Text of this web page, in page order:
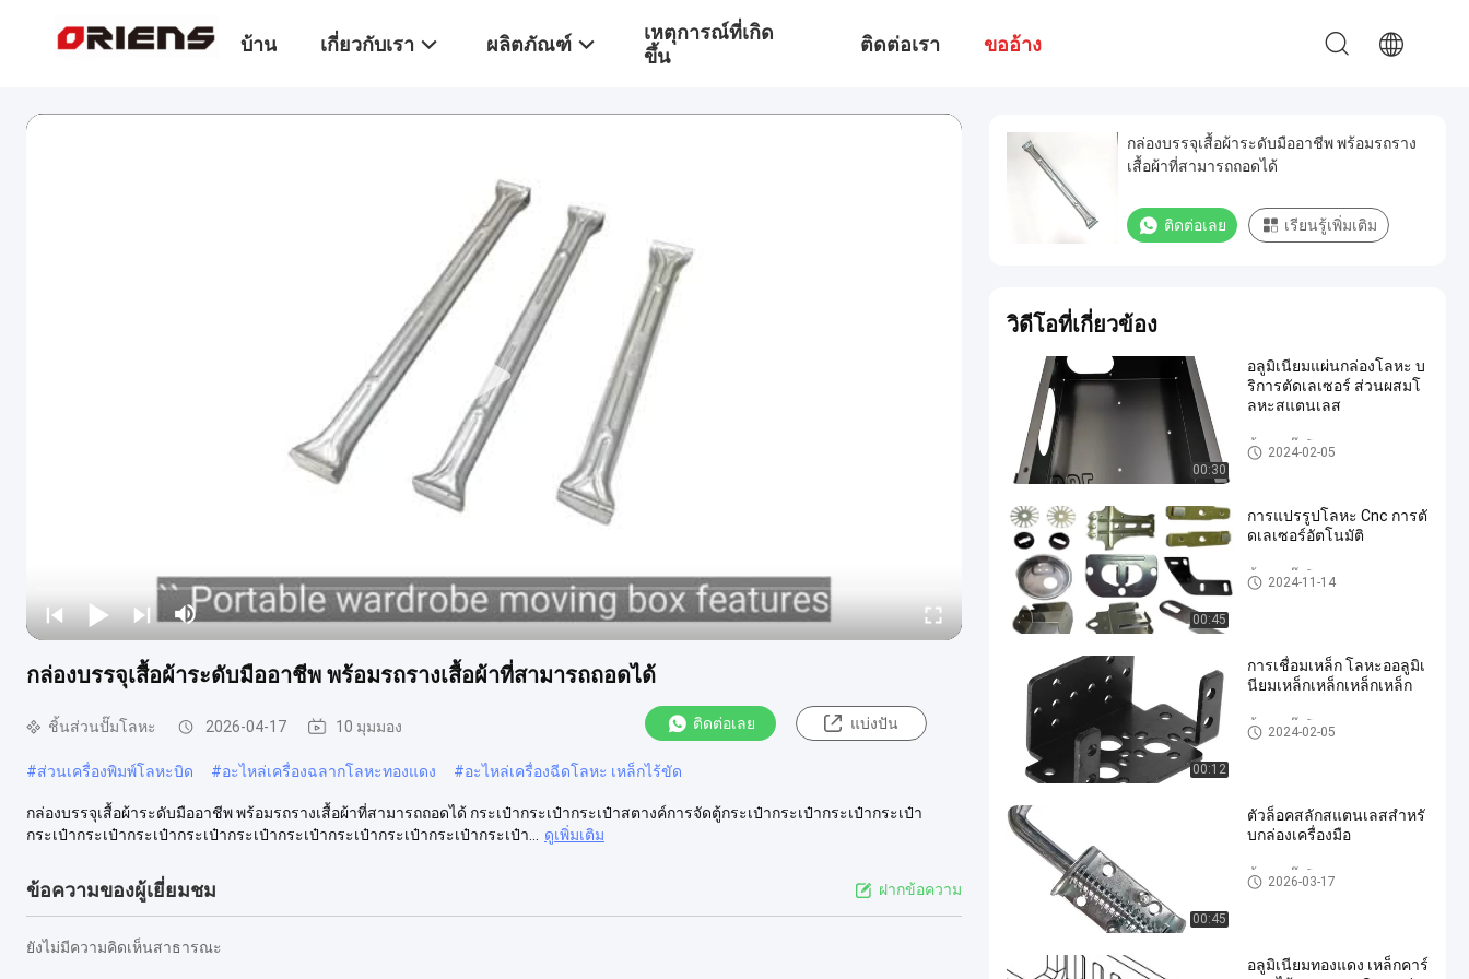
บ้าน เกี่ยวกับเรา ผลิตภัณฑ์
เหตุการณ์ที่เกิด
ขึ้น
ติดต่อเรา ขออ้าง
กล่องบรรจุเสื้อผ้าระดับมืออาชีพ พร้อมรถรางเสื้อผ้าที่สามารถถอดได้
ชิ้นส่วนปั๊มโลหะ 2026-04-17 10 มุมมอง ติดต่อเลย แบ่งปัน
#ส่วนเครื่องพิมพ์โลหะบิด #อะไหล่เครื่องฉลากโลหะทองแดง #อะไหล่เครื่องฉีดโลหะ เหล็กไร้ขัด
กล่องบรรจุเสื้อผ้าระดับมืออาชีพ พร้อมรถรางเสื้อผ้าที่สามารถถอดได้ กระเป๋ากระเป๋ากระเป๋าสตางค์การจัดตู้กระเป๋ากระเป๋ากระเป๋ากระเป๋า
กระเป๋ากระเป๋ากระเป๋ากระเป๋ากระเป๋ากระเป๋ากระเป๋ากระเป๋ากระเป๋ากระเป๋า...
ดูเพิ่มเติม
ข้อความของผู้เยี่ยมชม ฝากข้อความ
ยังไม่มีความคิดเห็นสาธารณะ
กล่องบรรจุเสื้อผ้าระดับมืออาชีพ พร้อมรถราง
เสื้อผ้าที่สามารถถอดได้
ติดต่อเลย เรียนรู้เพิ่มเติม
วิดีโอที่เกี่ยวข้อง
00:30
อลูมิเนียมแผ่นกล่องโลหะ บ
ริการตัดเลเซอร์ ส่วนผสมโ
ลหะสแตนเลส
ชิ้นส่วนปั๊มโลหะ
2024-02-05
00:45
การแปรรูปโลหะ Cnc การตั
ดเลเซอร์อัตโนมัติ
ชิ้นส่วนปั๊มโลหะ
2024-11-14
00:12
การเชื่อมเหล็ก โลหะออลูมิเ
นียมเหล็กเหล็กเหล็กเหล็ก
ชิ้นส่วนปั๊มโลหะ
2024-02-05
00:45
ตัวล็อคสลักสแตนเลสสำหรั
บกล่องเครื่องมือ
ชิ้นส่วนปั๊มโลหะ
2026-03-17
อลูมิเนียมทองแดง เหล็กคาร์